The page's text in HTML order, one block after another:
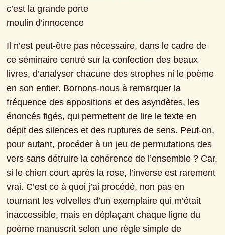
c’est la grande porte
moulin d’innocence
Il n’est peut-être pas nécessaire, dans le cadre de
ce séminaire centré sur la confection des beaux
livres, d’analyser chacune des strophes ni le poème
en son entier. Bornons-nous à remarquer la
fréquence des appositions et des asyndètes, les
énoncés figés, qui permettent de lire le texte en
dépit des silences et des ruptures de sens. Peut-on,
pour autant, procéder à un jeu de permutations des
vers sans détruire la cohérence de l’ensemble ? Car,
si le chien court après la rose, l’inverse est rarement
vrai. C’est ce à quoi j’ai procédé, non pas en
tournant les volvelles d’un exemplaire qui m’était
inaccessible, mais en déplaçant chaque ligne du
poème manuscrit selon une règle simple de